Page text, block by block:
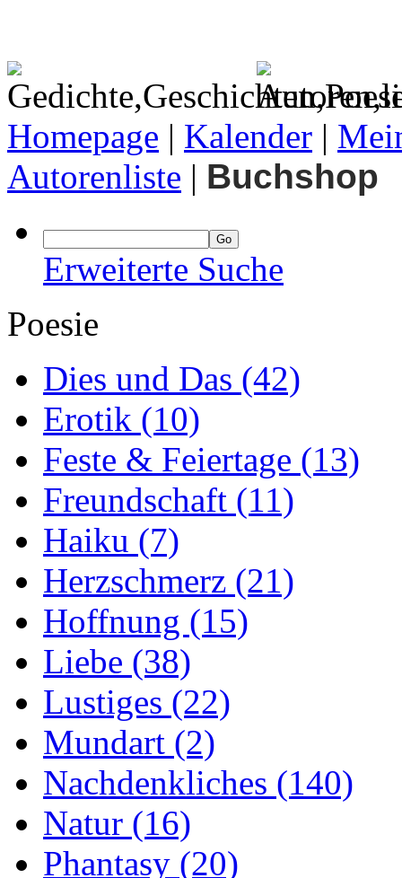
Homepage | Kalender |
Autorenliste | Buchshop
Erweiterte Suche
Poesie
Dies und Das (42)
Erotik (10)
Feste & Feiertage (13)
Freundschaft (11)
Haiku (7)
Herzschmerz (21)
Hoffnung (15)
Liebe (38)
Lustiges (22)
Mundart (2)
Nachdenkliches (140)
Natur (16)
Phantasy (20)